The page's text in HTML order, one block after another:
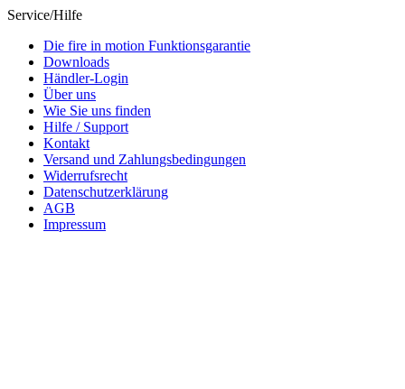
Service/Hilfe
Die fire in motion Funktionsgarantie
Downloads
Händler-Login
Über uns
Wie Sie uns finden
Hilfe / Support
Kontakt
Versand und Zahlungsbedingungen
Widerrufsrecht
Datenschutzerklärung
AGB
Impressum